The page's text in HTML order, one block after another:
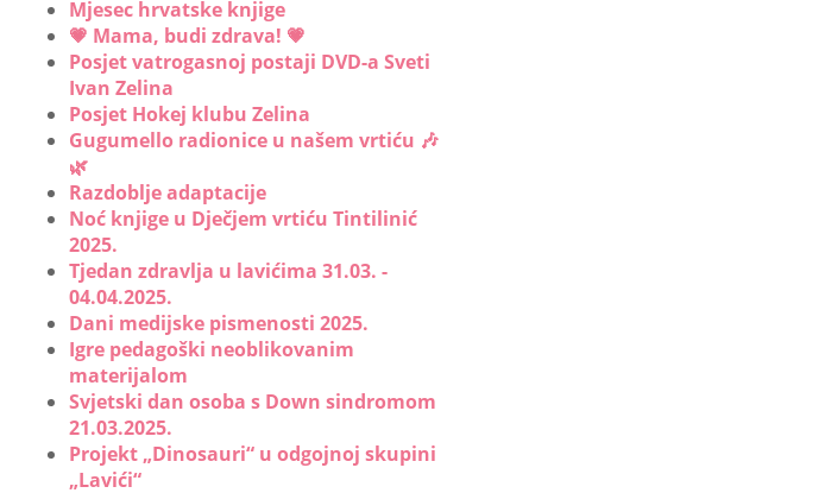
Mjesec hrvatske knjige
💗 Mama, budi zdrava! 💗
Posjet vatrogasnoj postaji DVD-a Sveti
Ivan Zelina
Posjet Hokej klubu Zelina
Gugumello radionice u našem vrtiću 🎶
🌿
Razdoblje adaptacije
Noć knjige u Dječjem vrtiću Tintilinić
2025.
Tjedan zdravlja u lavićima 31.03. -
04.04.2025.
Dani medijske pismenosti 2025.
Igre pedagoški neoblikovanim
materijalom
Svjetski dan osoba s Down sindromom
21.03.2025.
Projekt „Dinosauri“ u odgojnoj skupini
„Lavići“